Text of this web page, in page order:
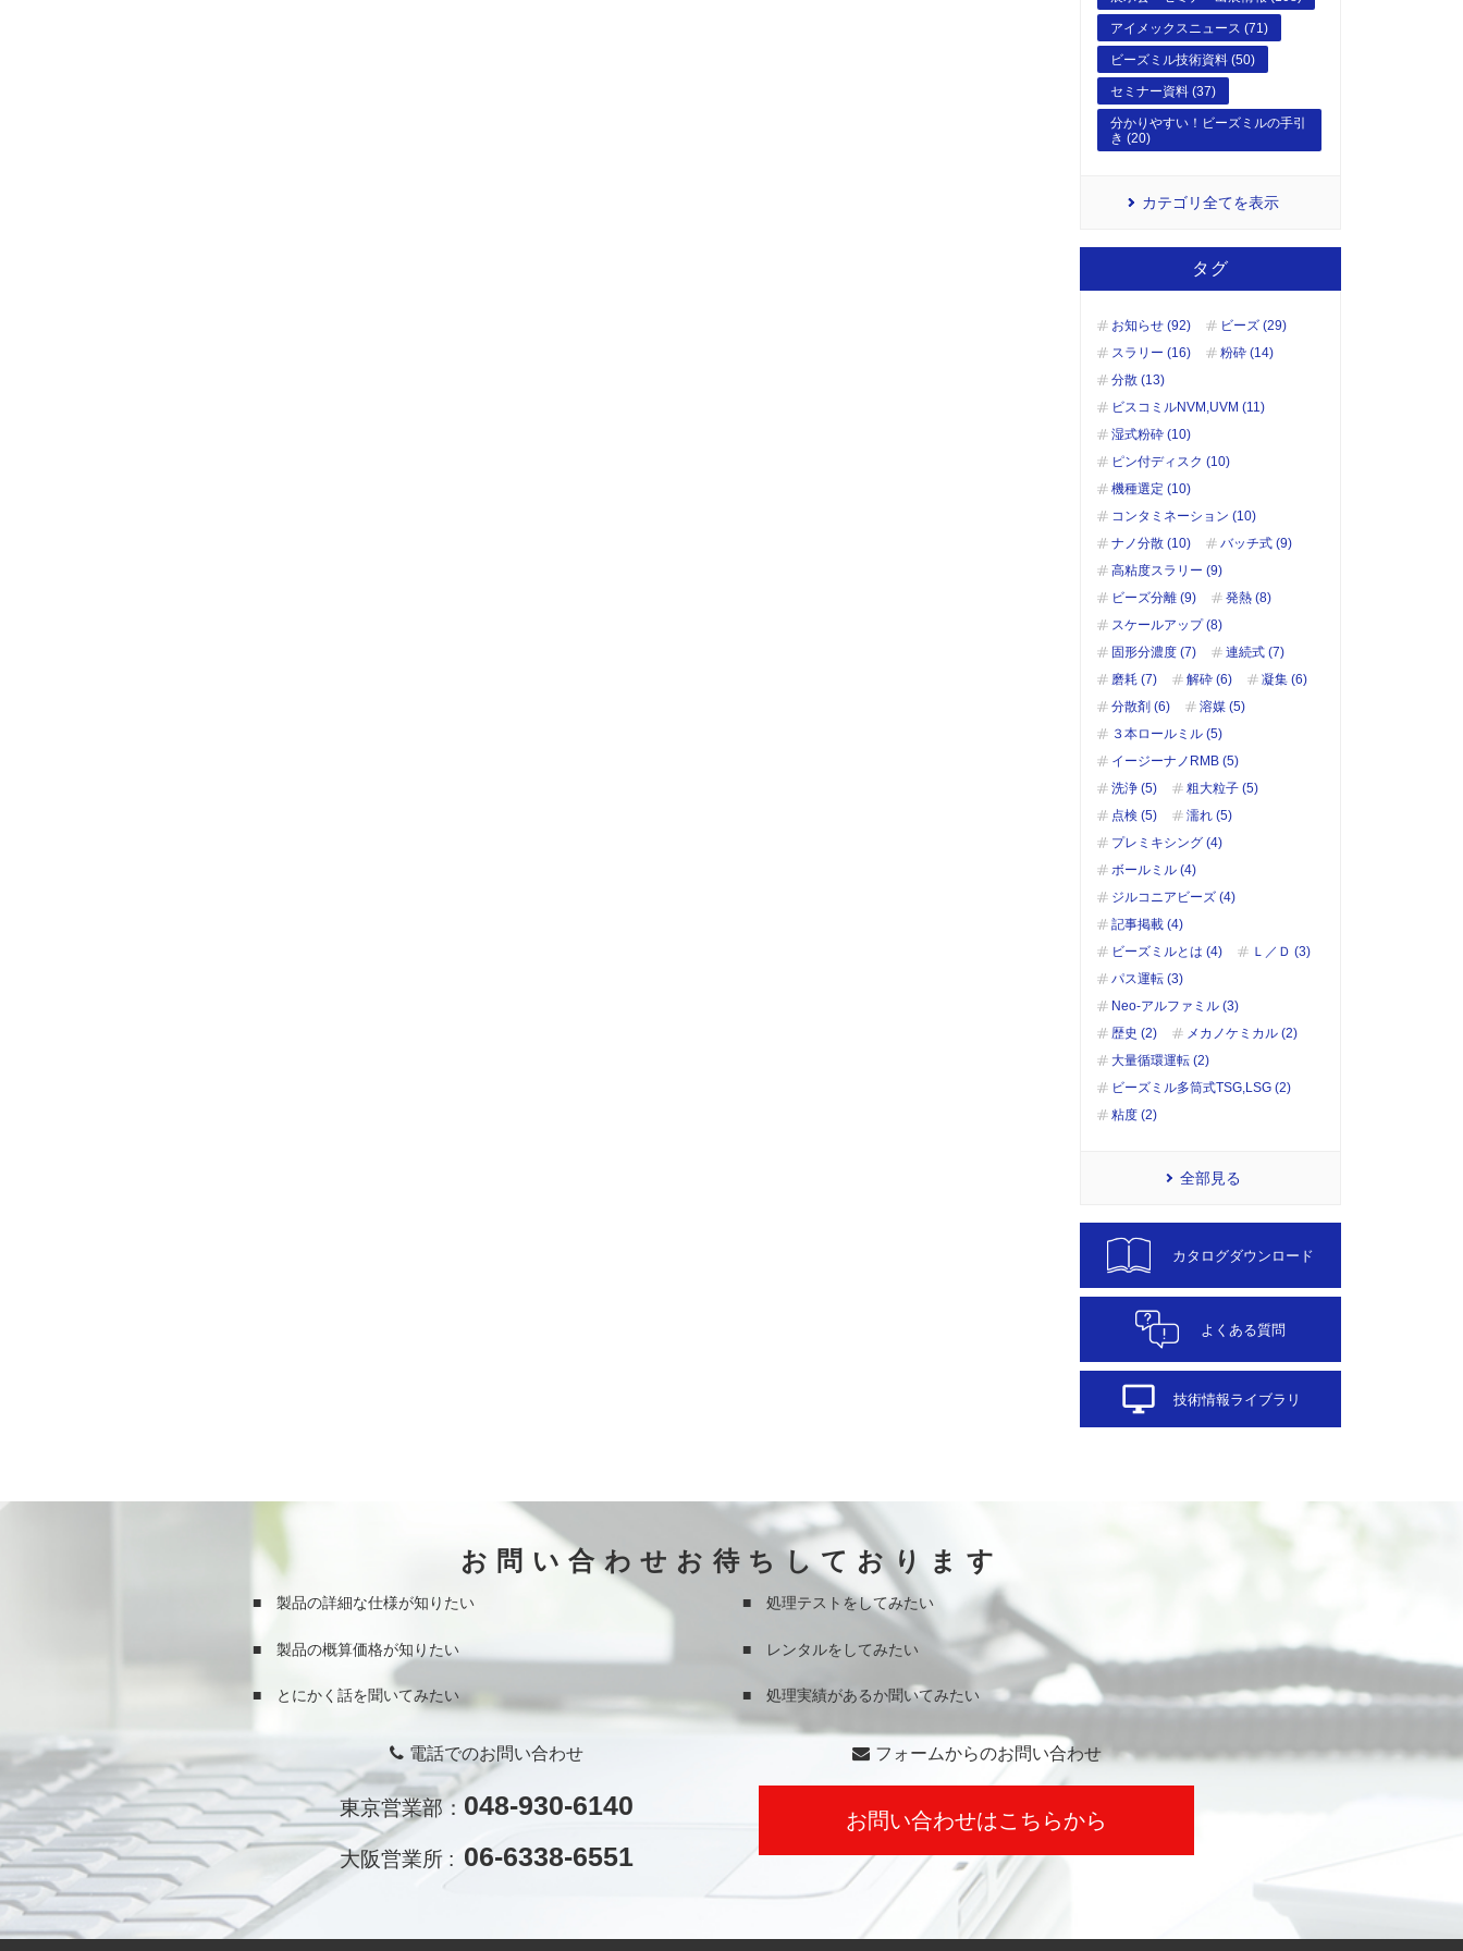
アイメックスニュース (71)
ビーズミル技術資料 (50)
セミナー資料 (37)
分かりやすい！ビーズミルの手引
き (20)
カテゴリ全てを表示
タグ
お知らせ (92)
ビーズ (29)
スラリー (16)
粉砕 (14)
分散 (13)
ビスコミルNVM,UVM (11)
湿式粉砕 (10)
ピン付ディスク (10)
機種選定 (10)
コンタミネーション (10)
ナノ分散 (10)
バッチ式 (9)
高粘度スラリー (9)
ビーズ分離 (9)
発熱 (8)
スケールアップ (8)
固形分濃度 (7)
連続式 (7)
磨耗 (7)
解砕 (6)
凝集 (6)
分散剤 (6)
溶媒 (5)
３本ロールミル (5)
イージーナノRMB (5)
洗浄 (5)
粗大粒子 (5)
点検 (5)
濡れ (5)
プレミキシング (4)
ボールミル (4)
ジルコニアビーズ (4)
記事掲載 (4)
ビーズミルとは (4)
Ｌ／Ｄ (3)
パス運転 (3)
Neo-アルファミル (3)
歴史 (2)
メカノケミカル (2)
大量循環運転 (2)
ビーズミル多筒式TSG,LSG (2)
粘度 (2)
全部見る
カタログダウンロード
よくある質問
desktop_windows 技術情報ライブラリ
お問い合わせお待ちしております
■ 製品の詳細な仕様が知りたい ■ 処理テストをしてみたい
■ 製品の概算価格が知りたい ■ レンタルをしてみたい
■ とにかく話を聞いてみたい ■ 処理実績があるか聞いてみたい
電話でのお問い合わせ
東京営業部： 048-930-6140
大阪営業所 : 06-6338-6551
フォームからのお問い合わせ
お問い合わせはこちらから